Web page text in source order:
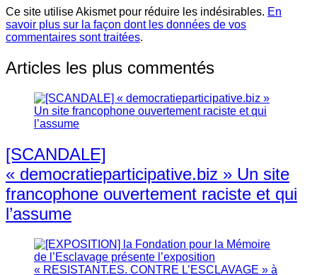
Ce site utilise Akismet pour réduire les indésirables. En
savoir plus sur la façon dont les données de vos
commentaires sont traitées.
Articles les plus commentés
[SCANDALE]
« democratieparticipative.biz » Un site
francophone ouvertement raciste et qui
l’assume